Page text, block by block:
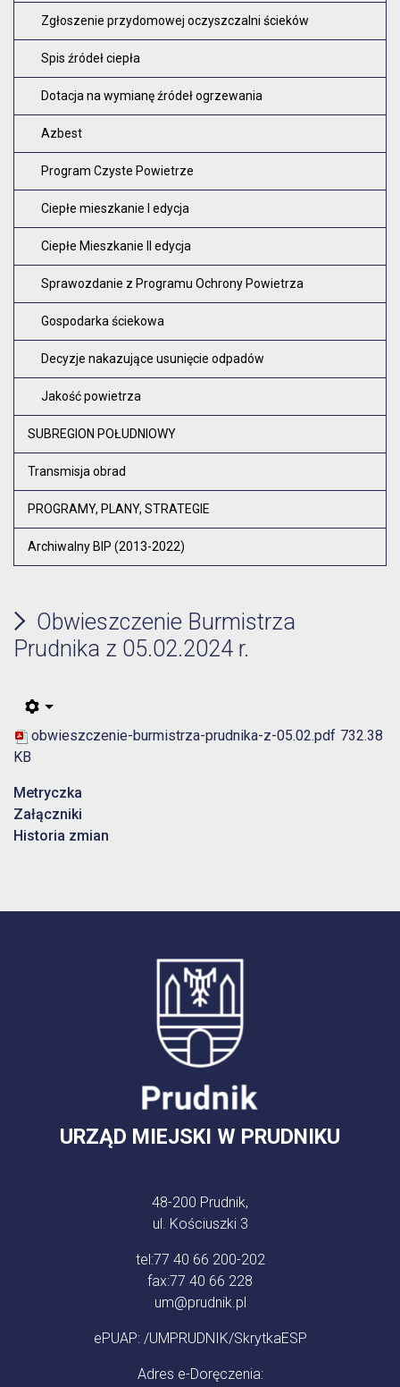
Zgłoszenie przydomowej oczyszczalni ścieków
Spis źródeł ciepła
Dotacja na wymianę źródeł ogrzewania
Azbest
Program Czyste Powietrze
Ciepłe mieszkanie I edycja
Ciepłe Mieszkanie II edycja
Sprawozdanie z Programu Ochrony Powietrza
Gospodarka ściekowa
Decyzje nakazujące usunięcie odpadów
Jakość powietrza
SUBREGION POŁUDNIOWY
Transmisja obrad
PROGRAMY, PLANY, STRATEGIE
Archiwalny BIP (2013-2022)
Obwieszczenie Burmistrza
Prudnika z 05.02.2024 r.
obwieszczenie-burmistrza-prudnika-z-05.02.pdf 732.38
KB
Metryczka
Załączniki
Historia zmian
URZĄD MIEJSKI W PRUDNIKU
48-200 Prudnik,
ul. Kościuszki 3
tel:77 40 66 200-202
fax:77 40 66 228
um@prudnik.pl
ePUAP: /UMPRUDNIK/SkrytkaESP
Adres e-Doręczenia: